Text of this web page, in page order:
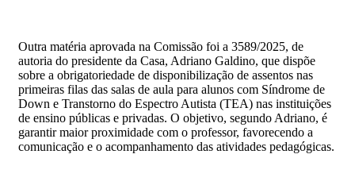
Outra matéria aprovada na Comissão foi a 3589/2025, de
autoria do presidente da Casa, Adriano Galdino, que dispõe
sobre a obrigatoriedade de disponibilização de assentos nas
primeiras filas das salas de aula para alunos com Síndrome de
Down e Transtorno do Espectro Autista (TEA) nas instituições
de ensino públicas e privadas. O objetivo, segundo Adriano, é
garantir maior proximidade com o professor, favorecendo a
comunicação e o acompanhamento das atividades pedagógicas.